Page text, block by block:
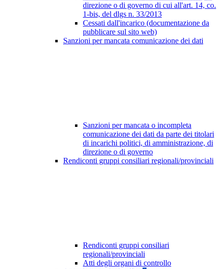
direzione o di governo di cui all'art. 14, co.
1-bis, del dlgs n. 33/2013
Cessati dall'incarico (documentazione da
pubblicare sul sito web)
Sanzioni per mancata comunicazione dei dati
Sanzioni per mancata o incompleta
comunicazione dei dati da parte dei titolari
di incarichi politici, di amministrazione, di
direzione o di governo
Rendiconti gruppi consiliari regionali/provinciali
Rendiconti gruppi consiliari
regionali/provinciali
Atti degli organi di controllo